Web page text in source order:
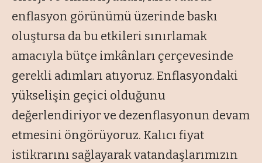
enflasyon görünümü üzerinde baskı
oluştursa da bu etkileri sınırlamak
amacıyla bütçe imkânları çerçevesinde
gerekli adımları atıyoruz. Enflasyondaki
yükselişin geçici olduğunu
değerlendiriyor ve dezenflasyonun devam
etmesini öngörüyoruz. Kalıcı fiyat
istikrarını sağlayarak vatandaşlarımızın